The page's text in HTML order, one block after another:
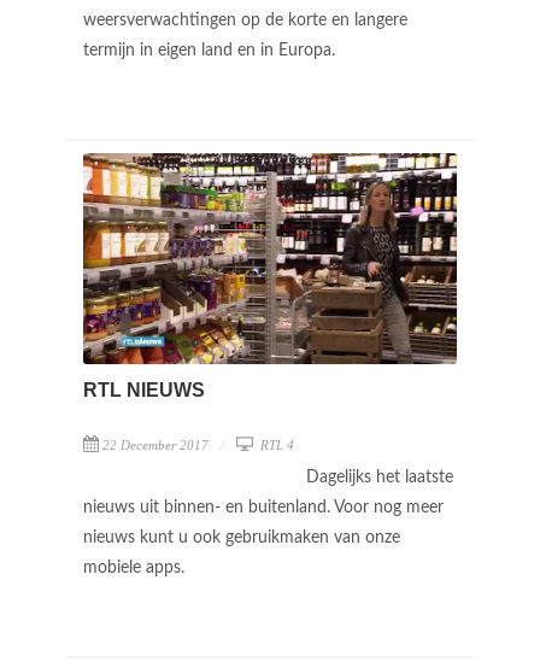
weersverwachtingen op de korte en langere
termijn in eigen land en in Europa.
RTL NIEUWS
22 December 2017 RTL 4
Dagelijks het laatste
nieuws uit binnen- en buitenland. Voor nog meer
nieuws kunt u ook gebruikmaken van onze
mobiele apps.